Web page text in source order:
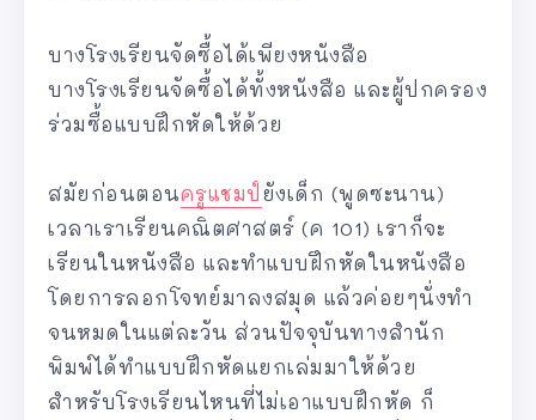
บางโรงเรียนจัดซื้อได้เพียงหนังสือ
บางโรงเรียนจัดซื้อได้ทั้งหนังสือ และผู้ปกครอง
ร่วมซื้อแบบฝึกหัดให้ด้วย
สมัยก่อนตอนครูแชมป์ยังเด็ก (พูดซะนาน)
เวลาเราเรียนคณิตศาสตร์ (ค 101) เราก็จะ
เรียนในหนังสือ และทำแบบฝึกหัดในหนังสือ
โดยการลอกโจทย์มาลงสมุด แล้วค่อยๆนั่งทำ
จนหมดในแต่ละวัน ส่วนปัจจุบันทางสำนัก
พิมพ์ได้ทำแบบฝึกหัดแยกเล่มมาให้ด้วย
สำหรับโรงเรียนไหนที่ไม่เอาแบบฝึกหัด ก็